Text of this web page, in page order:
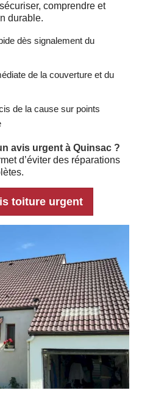
comprendre et
durable.
dès signalement du
de la couverture et du
de la cause sur points
avis urgent à Quinsac ?
d’éviter des réparations
toiture urgent